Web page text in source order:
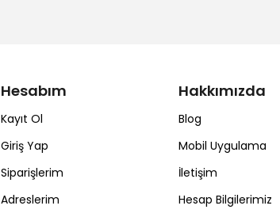
Hesabım
Kayıt Ol
Giriş Yap
Siparişlerim
Adreslerim
Hakkımızda
Blog
Mobil Uygulama
İletişim
Hesap Bilgilerimiz